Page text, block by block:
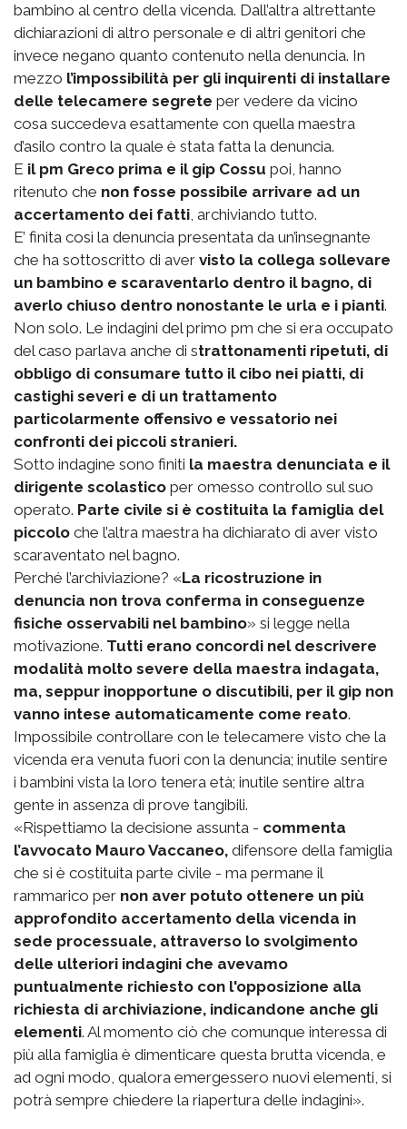
bambino al centro della vicenda. Dall’altra altrettante
dichiarazioni di altro personale e di altri genitori che
invece negano quanto contenuto nella denuncia. In
mezzo l’impossibilità per gli inquirenti di installare
delle telecamere segrete per vedere da vicino
cosa succedeva esattamente con quella maestra
d’asilo contro la quale è stata fatta la denuncia.
E il pm Greco prima e il gip Cossu poi, hanno
ritenuto che non fosse possibile arrivare ad un
accertamento dei fatti, archiviando tutto.
E’ finita così la denuncia presentata da un’insegnante
che ha sottoscritto di aver visto la collega sollevare
un bambino e scaraventarlo dentro il bagno, di
averlo chiuso dentro nonostante le urla e i pianti.
Non solo. Le indagini del primo pm che si era occupato
del caso parlava anche di strattonamenti ripetuti, di
obbligo di consumare tutto il cibo nei piatti, di
castighi severi e di un trattamento
particolarmente offensivo e vessatorio nei
confronti dei piccoli stranieri.
Sotto indagine sono finiti la maestra denunciata e il
dirigente scolastico per omesso controllo sul suo
operato. Parte civile si è costituita la famiglia del
piccolo che l’altra maestra ha dichiarato di aver visto
scaraventato nel bagno.
Perché l’archiviazione? «La ricostruzione in
denuncia non trova conferma in conseguenze
fisiche osservabili nel bambino» si legge nella
motivazione. Tutti erano concordi nel descrivere
modalità molto severe della maestra indagata,
ma, seppur inopportune o discutibili, per il gip non
vanno intese automaticamente come reato.
Impossibile controllare con le telecamere visto che la
vicenda era venuta fuori con la denuncia; inutile sentire
i bambini vista la loro tenera età; inutile sentire altra
gente in assenza di prove tangibili.
«Rispettiamo la decisione assunta - commenta
l’avvocato Mauro Vaccaneo, difensore della famiglia
che si è costituita parte civile - ma permane il
rammarico per non aver potuto ottenere un più
approfondito accertamento della vicenda in
sede processuale, attraverso lo svolgimento
delle ulteriori indagini che avevamo
puntualmente richiesto con l'opposizione alla
richiesta di archiviazione, indicandone anche gli
elementi. Al momento ciò che comunque interessa di
più alla famiglia è dimenticare questa brutta vicenda, e
ad ogni modo, qualora emergessero nuovi elementi, si
potrà sempre chiedere la riapertura delle indagini».